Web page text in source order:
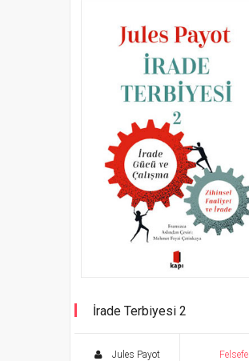
İrade Terbiyesi 2
Jules Payot Felsefe